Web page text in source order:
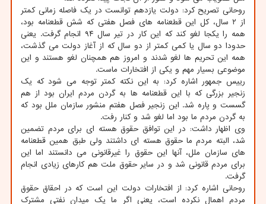
روحانی تصریح کرد: دولت یازدهم توانست در یک فاصله زمانی کمتر
از ۲ سال، کل این قطعنامه های فصل هفتی که شش قطعنامه بود،
همه را یکجا لغو کند که این کار در تیر سال ۹۴ انجام گرفت. یعنی
حدودا دو سال یا کمی کمتر از دو سال که از آغاز دولت می گذشت،
همه این تحریم ها لغو شدند و امروز هم همچنان لغو هستند و این
موضوعی بسیار مهم و یکی از افتخارات ماست.
رییس جمهور اشاره کرد: به این نکته کمتر توجه می شود که یک
زنجیر بزرگی که با این قطعنامه ها به گردن مردم ایران بود از هم
گسست و پاره شد. این زنجیر فصل هفتم منشور سازمان ملل بود که
به گردن مردم ما بود اما لغو شد و کنار رفت.
وی اظهار داشت: در این توافق حقوق هسته ای برای مردم تضمین
شد، البته مردم ما حقوق هسته ای داشتند ولی طبق همین قطعنامه
های سازمان ملل، آنها این حقوق را غیرقانونی می دانستند اما این
برای مردم قانونی شد و در سایر حقوق ملت هم کارهای زیادی انجام
گرفت.
روحانی اشاره کرد: از افتخارات دولت این است که در احقاق حقوق
مردم اهمال نکرده است، یعنی اگر ما یک میدان نفتی مشترک